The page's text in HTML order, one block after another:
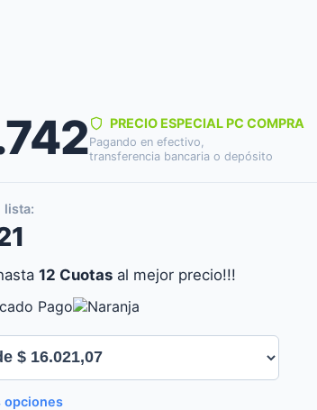
PRECIO ESPECIAL PC COMPRA
Pagando en efectivo,
transferencia bancaria o depósito
lista:
12 Cuotas al mejor precio!!!
opciones